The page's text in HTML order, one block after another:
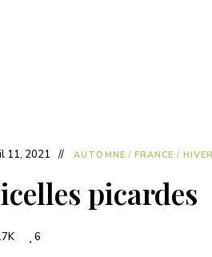
11, 2021 AUTOMNE / FRANCE / HIVER
picardes
6